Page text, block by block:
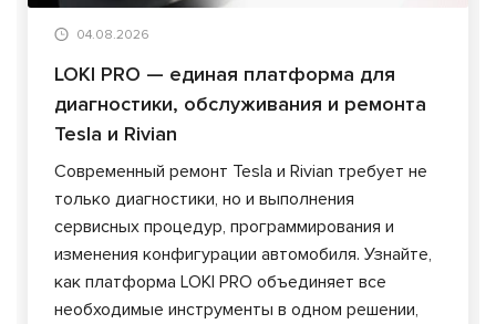
04.08.2026
LOKI PRO — единая платформа для
диагностики, обслуживания и ремонта
Tesla и Rivian
Современный ремонт Tesla и Rivian требует не
только диагностики, но и выполнения
сервисных процедур, программирования и
изменения конфигурации автомобиля. Узнайте,
как платформа LOKI PRO объединяет все
необходимые инструменты в одном решении,